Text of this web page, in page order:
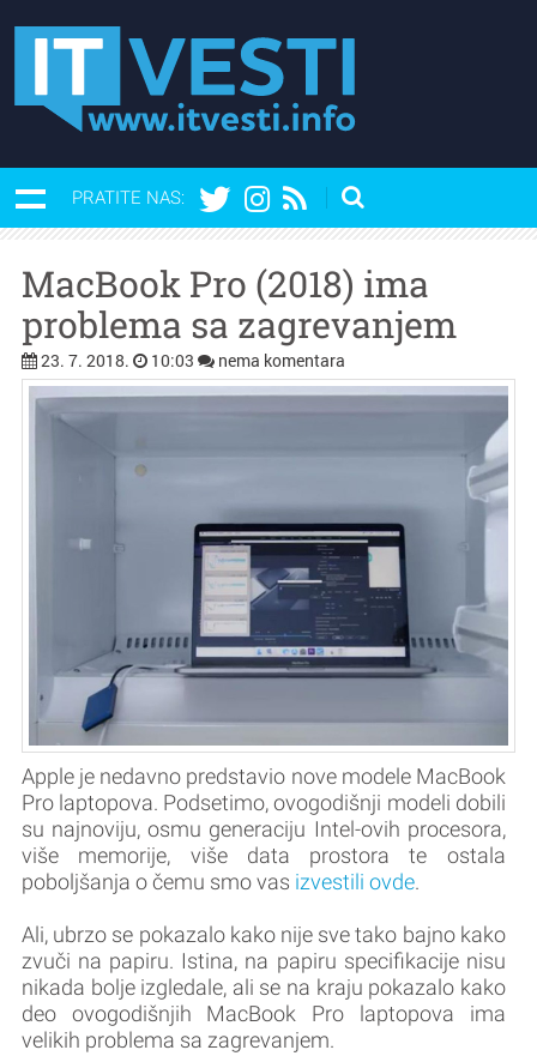
PRATITE NAS:
MacBook Pro (2018) ima
problema sa zagrevanjem
23. 7. 2018. 10:03 nema komentara
Apple je nedavno predstavio nove modele MacBook
Pro laptopova. Podsetimo, ovogodišnji modeli dobili
su najnoviju, osmu generaciju Intel-ovih procesora,
više memorije, više data prostora te ostala
poboljšanja o čemu smo vas izvestili ovde.
Ali, ubrzo se pokazalo kako nije sve tako bajno kako
zvuči na papiru. Istina, na papiru specifikacije nisu
nikada bolje izgledale, ali se na kraju pokazalo kako
deo ovogodišnjih MacBook Pro laptopova ima
velikih problema sa zagrevanjem.